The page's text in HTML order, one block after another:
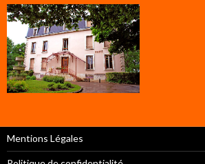
Mentions Légales